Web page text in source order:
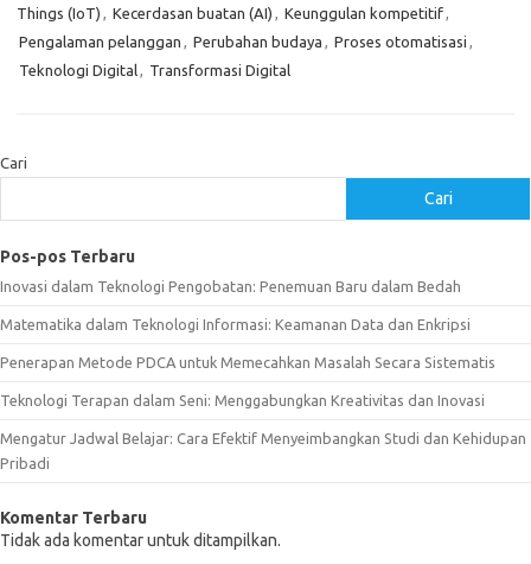
Things (IoT) , Kecerdasan buatan (AI) , Keunggulan kompetitif,
Pengalaman pelanggan , Perubahan budaya , Proses otomatisasi ,
Teknologi Digital, Transformasi Digital
Cari
Cari
Pos-pos Terbaru
Inovasi dalam Teknologi Pengobatan: Penemuan Baru dalam Bedah
Matematika dalam Teknologi Informasi: Keamanan Data dan Enkripsi
Penerapan Metode PDCA untuk Memecahkan Masalah Secara Sistematis
Teknologi Terapan dalam Seni: Menggabungkan Kreativitas dan Inovasi
Mengatur Jadwal Belajar: Cara Efektif Menyeimbangkan Studi dan Kehidupan
Pribadi
Komentar Terbaru
Tidak ada komentar untuk ditampilkan.